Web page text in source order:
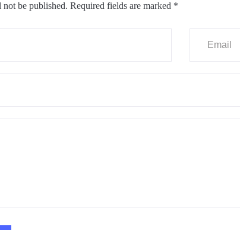
be published. Required fields are marked *